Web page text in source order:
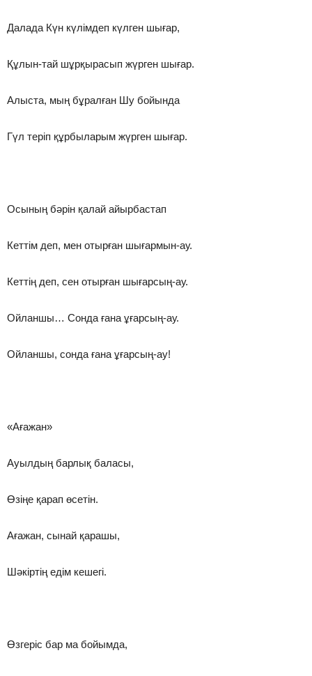
Далада Күн күлімдеп күлген шығар,
Құлын-тай шұрқырасып жүрген шығар.
Алыста, мың бұралған Шу бойында
Гүл теріп құрбыларым жүрген шығар.
Осының бәрін қалай айырбастап
Кеттім деп, мен отырған шығармын-ау.
Кеттің деп, сен отырған шығарсың-ау.
Ойланшы… Сонда ғана ұғарсың-ау.
Ойланшы, сонда ғана ұғарсың-ау!
«Ағажан»
Ауылдың барлық баласы,
Өзіңе қарап өсетін.
Ағажан, сынай қарашы,
Шәкіртің едім кешегі.
Өзгеріс бар ма бойымда,